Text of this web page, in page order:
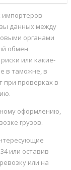
импортеров
данных между
органами
обмен
или какие-
в таможне, в
при проверках в
оформлению,
грузов.
или оставив
или на